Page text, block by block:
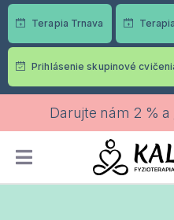
Terapia Trnava
Prihlásenie skupinové
Darujte nám 2 % a